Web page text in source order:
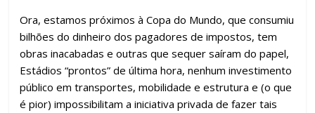
Ora, estamos próximos à Copa do Mundo, que consumiu
bilhões do dinheiro dos pagadores de impostos, tem
obras inacabadas e outras que sequer saíram do papel,
Estádios “prontos” de última hora, nenhum investimento
público em transportes, mobilidade e estrutura e (o que
é pior) impossibilitam a iniciativa privada de fazer tais